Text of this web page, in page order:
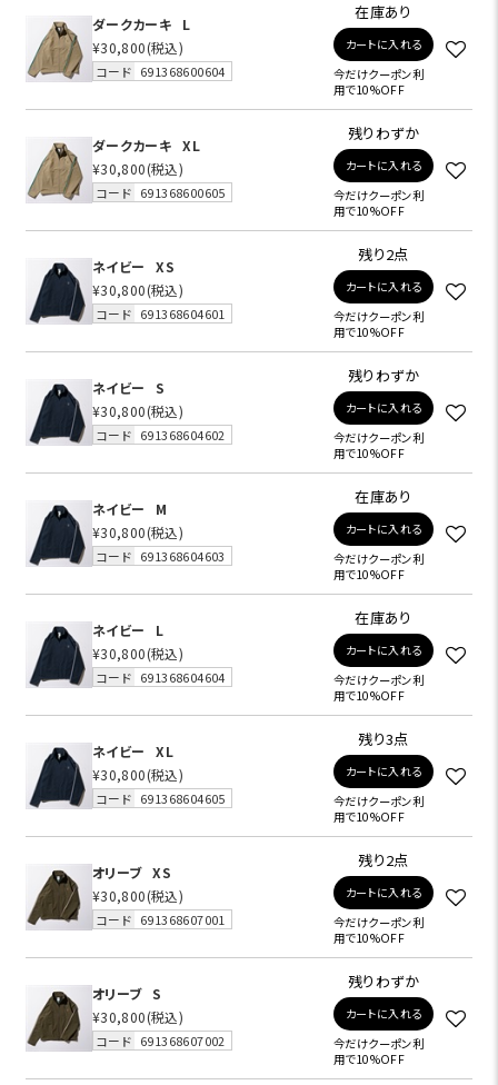
ダークカーキ
L
¥30,800(税込)
コード 691368600604
在庫あり
カートに入れる
今だけクーポン利
用で10%OFF
ダークカーキ
XL
¥30,800(税込)
コード 691368600605
残りわずか
カートに入れる
今だけクーポン利
用で10%OFF
ネイビー
XS
¥30,800(税込)
コード 691368604601
残り2点
カートに入れる
今だけクーポン利
用で10%OFF
ネイビー
S
¥30,800(税込)
コード 691368604602
残りわずか
カートに入れる
今だけクーポン利
用で10%OFF
ネイビー
M
¥30,800(税込)
コード 691368604603
在庫あり
カートに入れる
今だけクーポン利
用で10%OFF
ネイビー
L
¥30,800(税込)
コード 691368604604
在庫あり
カートに入れる
今だけクーポン利
用で10%OFF
ネイビー
XL
¥30,800(税込)
コード 691368604605
残り3点
カートに入れる
今だけクーポン利
用で10%OFF
オリーブ XS
¥30,800(税込)
コード 691368607001
残り2点
カートに入れる
今だけクーポン利
用で10%OFF
オリーブ S
¥30,800(税込)
コード 691368607002
残りわずか
カートに入れる
今だけクーポン利
用で10%OFF